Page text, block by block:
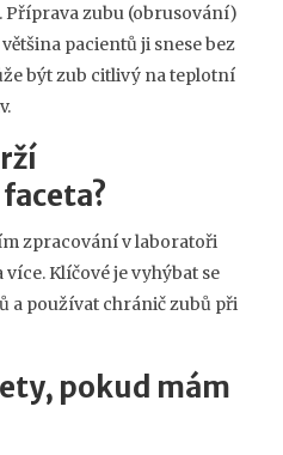
Příprava zubu (obrusování)
pacientů ji snese bez
být zub citlivý na teplotní
zpracování v laboratoři
více. Klíčové je vyhýbat se
a používat chránič zubů při
pokud mám